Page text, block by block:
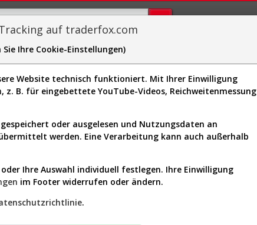
Easy-Scan Visualizations
Premium-Kunden verfügbar
AKTIEN-TERMINAL
auf traderfox.com
Ihre Cookie-Einstellungen)
Website technisch funktioniert. Mit Ihrer Einwilligung
z. B. für eingebettete YouTube-Videos, Reichweitenmessung
oder ausgelesen und Nutzungsdaten an
werden. Eine Verarbeitung kann auch außerhalb
Ihre Auswahl individuell festlegen. Ihre Einwilligung
im Footer widerrufen oder ändern.
.